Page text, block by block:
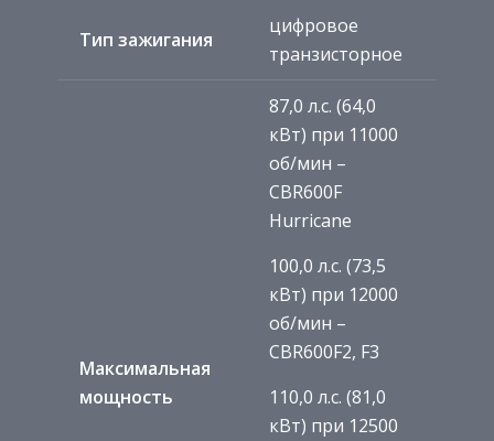
Тип зажигания
цифровое
транзисторное
Максимальная
мощность
87,0 л.с. (64,0
кВт) при 11000
об/мин –
CBR600F
Hurricane
100,0 л.с. (73,5
кВт) при 12000
об/мин –
CBR600F2, F3
110,0 л.с. (81,0
кВт) при 12500